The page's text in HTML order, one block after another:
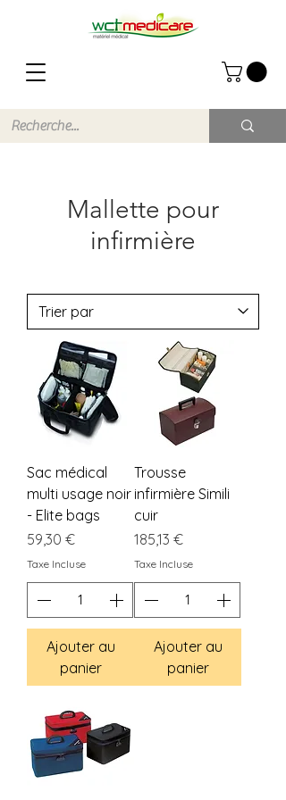
Mallette pour
infirmière
Sac médical
multi usage noir
- Elite bags
Prix
59,30 €
Taxe Incluse
Ajouter au
panier
Trousse
infirmière Simili
cuir
Prix
185,13 €
Taxe Incluse
Ajouter au
panier